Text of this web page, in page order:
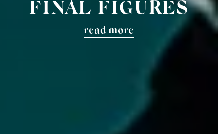
FINAL FIGURES
read more